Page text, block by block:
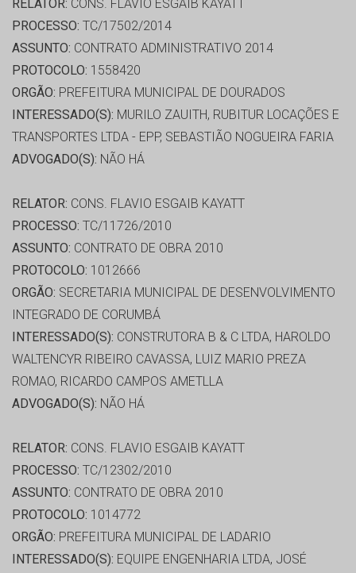
RELATOR: CONS. FLAVIO ESGAIB KAYATT
PROCESSO: TC/17502/2014
ASSUNTO: CONTRATO ADMINISTRATIVO 2014
PROTOCOLO: 1558420
ORGÃO: PREFEITURA MUNICIPAL DE DOURADOS
INTERESSADO(S): MURILO ZAUITH, RUBITUR LOCAÇÕES E
TRANSPORTES LTDA - EPP, SEBASTIÃO NOGUEIRA FARIA
ADVOGADO(S): NÃO HÁ
RELATOR: CONS. FLAVIO ESGAIB KAYATT
PROCESSO: TC/11726/2010
ASSUNTO: CONTRATO DE OBRA 2010
PROTOCOLO: 1012666
ORGÃO: SECRETARIA MUNICIPAL DE DESENVOLVIMENTO
INTEGRADO DE CORUMBÁ
INTERESSADO(S): CONSTRUTORA B & C LTDA, HAROLDO
WALTENCYR RIBEIRO CAVASSA, LUIZ MARIO PREZA
ROMAO, RICARDO CAMPOS AMETLLA
ADVOGADO(S): NÃO HÁ
RELATOR: CONS. FLAVIO ESGAIB KAYATT
PROCESSO: TC/12302/2010
ASSUNTO: CONTRATO DE OBRA 2010
PROTOCOLO: 1014772
ORGÃO: PREFEITURA MUNICIPAL DE LADARIO
INTERESSADO(S): EQUIPE ENGENHARIA LTDA, JOSÉ